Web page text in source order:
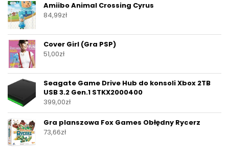
Amiibo Animal Crossing Cyrus
84,99zł
Cover Girl (Gra PSP)
51,00zł
Seagate Game Drive Hub do konsoli Xbox 2TB
USB 3.2 Gen.1 STKX2000400
399,00zł
Gra planszowa Fox Games Obłędny Rycerz
73,66zł